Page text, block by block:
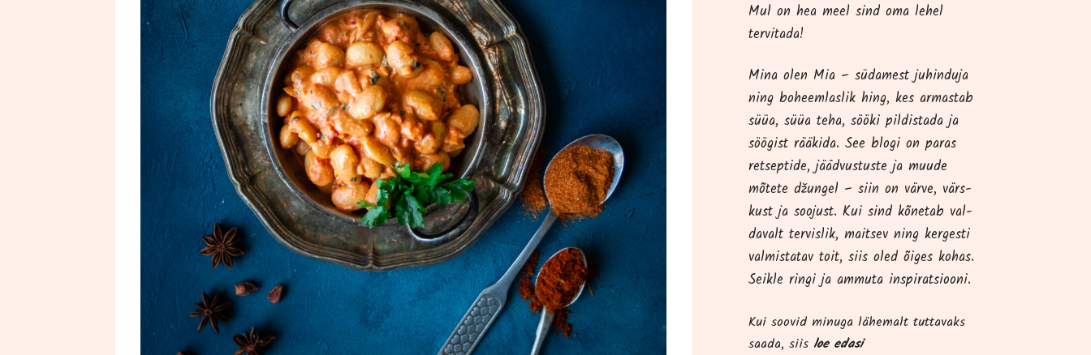
Mul on hea meel sind oma lehel
tervitada!
Mina olen Mia – süda­me­st juhindu­ja
ning boheem­las­lik hing, kes armas­tab
süüa, süüa teha, söö­ki pil­dis­ta­da ja
söö­gist rää­ki­da. See blo­gi on paras
ret­sep­ti­de, jääd­vus­tus­te ja muu­de
mõte­te džun­gel – siin on vär­ve, värs­
kust ja soo­just. Kui sind kõne­tab val­
da­valt ter­vis­lik, mait­sev ning ker­ges­ti
val­mis­ta­tav toit, siis oled õiges kohas.
Seik­le rin­gi ja ammu­ta inspiratsiooni.
Kui soo­vid minu­ga lähe­malt tut­ta­vaks
saa­da, siis loe edasi